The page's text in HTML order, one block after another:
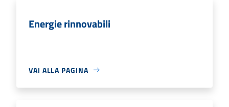
Energie rinnovabili
VAI ALLA PAGINA